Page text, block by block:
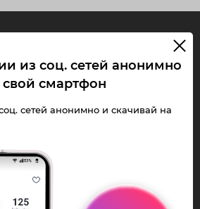
и
Reels без
бот - смотри и
,Reels
анонимно в чате
из соц. сетей анонимно
смартфон
сетей анонимно и скачивай на